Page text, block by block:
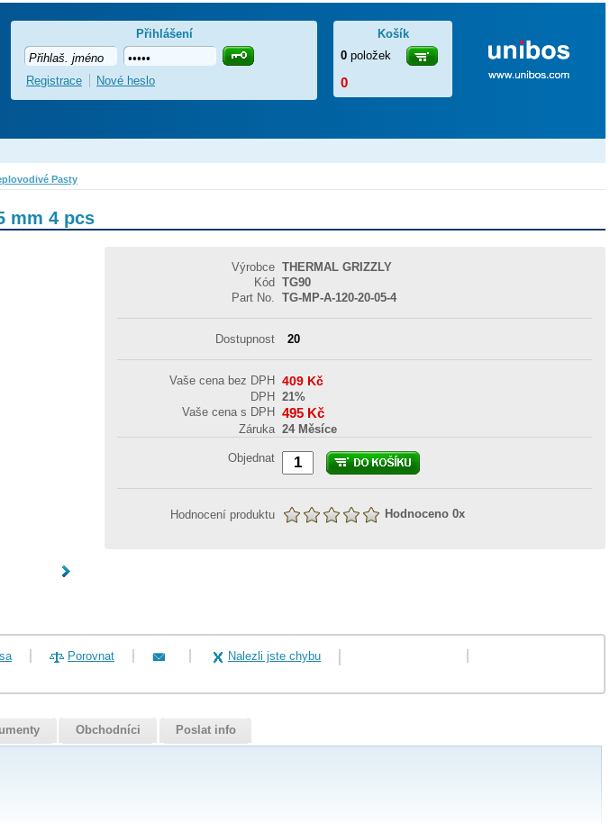
Pasty
mm 4 pcs
Výrobce THERMAL GRIZZLY
Kód
TG90
Part No.
TG-MP-A-120-20-05-4
Dostupnost 20
Vaše cena bez DPH 409 Kč
DPH
21%
Vaše cena s DPH
495 Kč
Záruka 24 Měsíce
Objednat
Hodnocení produktu Hodnoceno 0x
Porovnat Nalezli jste chybu
Obchodníci Poslat info
Košík
0 položek
0
Přihlášení
Registrace Nové heslo